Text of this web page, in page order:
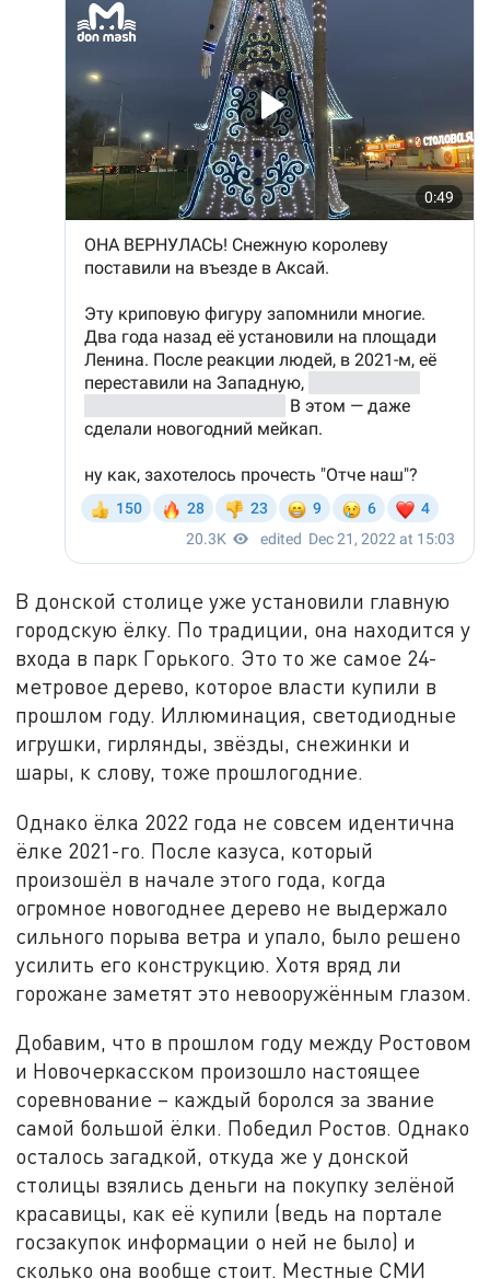
В донской столице уже установили главную
городскую ёлку. По традиции, она находится у
входа в парк Горького. Это то же самое 24-
метровое дерево, которое власти купили в
прошлом году. Иллюминация, светодиодные
игрушки, гирлянды, звёзды, снежинки и
шары, к слову, тоже прошлогодние.
Однако ёлка 2022 года не совсем идентична
ёлке 2021-го. После казуса, который
произошёл в начале этого года, когда
огромное новогоднее дерево не выдержало
сильного порыва ветра и упало, было решено
усилить его конструкцию. Хотя вряд ли
горожане заметят это невооружённым глазом.
Добавим, что в прошлом году между Ростовом
и Новочеркасском произошло настоящее
соревнование – каждый боролся за звание
самой большой ёлки. Победил Ростов. Однако
осталось загадкой, откуда же у донской
столицы взялись деньги на покупку зелёной
красавицы, как её купили (ведь на портале
госзакупок информации о ней не было) и
сколько она вообще стоит. Местные СМИ